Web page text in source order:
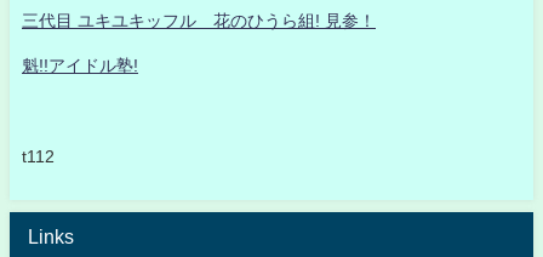
三代目 ユキユキッフル 花のひうら組! 見参！
魁!!アイドル塾!
t112
Links